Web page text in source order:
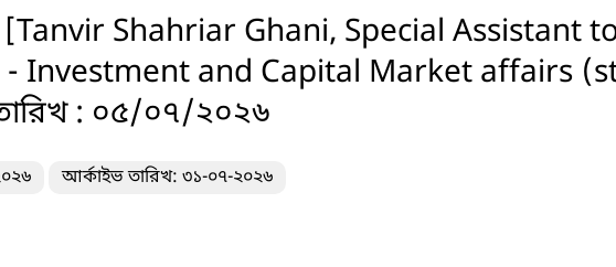
Shahriar Ghani, Special Assistant
Investment and Capital Market affairs
: ০৫/০৭/২০২৬
আর্কাইভ তারিখ: ৩১-০৭-২০২৬